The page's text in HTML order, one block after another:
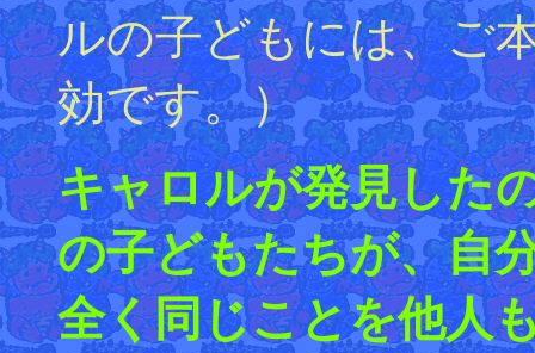
ルの子どもには、ご
効です。）
キャロルが発見した
の子どもたちが、自
全く同じことを他人